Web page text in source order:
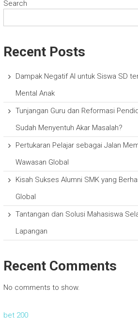
Search
Recent Posts
Dampak Negatif AI untuk Siswa SD
Mental Anak
Tunjangan Guru dan Reformasi
Sudah Menyentuh Akar Masalah?
Pertukaran Pelajar sebagai Jalan
Wawasan Global
Kisah Sukses Alumni SMK yang
Global
Tantangan dan Solusi Mahasiswa
Lapangan
Recent Comments
No comments to show.
bet 200